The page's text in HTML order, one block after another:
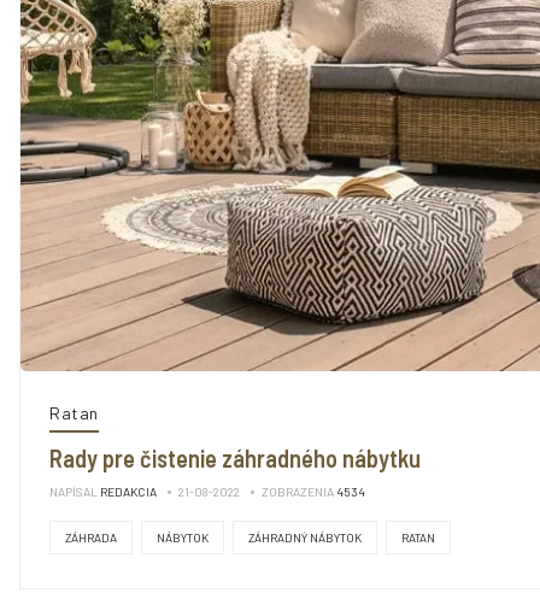
Ratan
Rady pre čistenie záhradného nábytku
NAPÍSAL REDAKCIA 21-08-2022 ZOBRAZENIA 4534
ZÁHRADA NÁBYTOK ZÁHRADNÝ NÁBYTOK RATAN